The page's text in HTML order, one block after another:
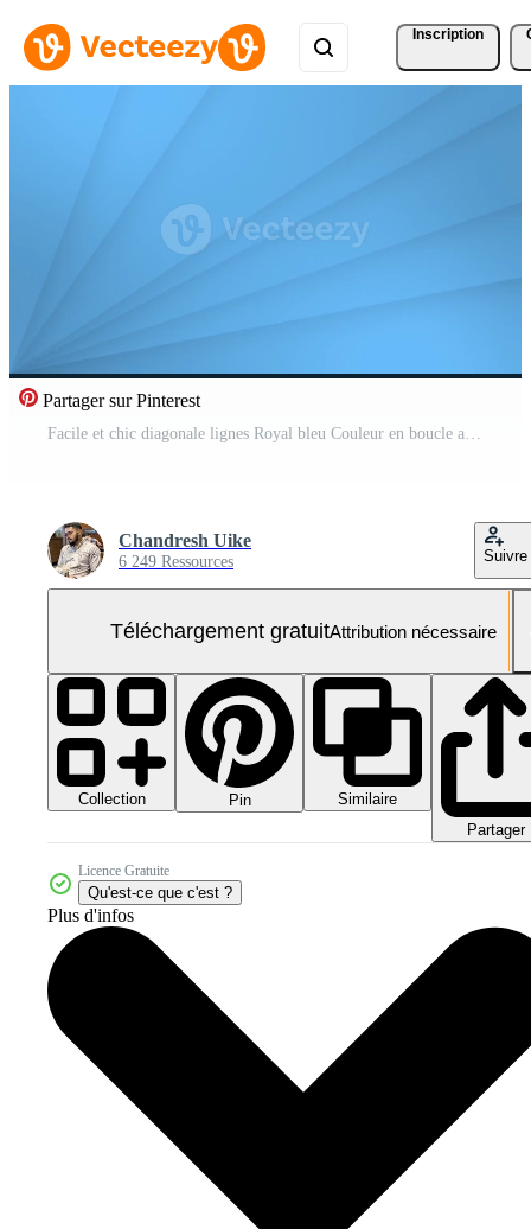
Inscription
Partager sur Pinterest
Facile et chic diagonale lignes Royal bleu Couleur en boucle arrière-plan, prime luxe affaires Contexte Vidéo Gratuite
Chandresh Uike
6 249 Ressources Suivre
Téléchargement gratuitAttribution nécessaire
Collection Pin
Similaire
Partager
Licence Gratuite
Qu'est-ce que c'est ?
Plus d'infos